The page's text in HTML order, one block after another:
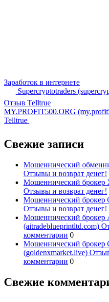
Заработок в интернете
Supercryptotraders
Отзыв Telltrue
MY.PROFIT500.ORG
Telltrue
Свежие записи
Мошеннический
Отзывы и возврат денег!
Мошеннический брокер
Отзывы и возврат денег!
Мошеннический брокер
Отзывы и возврат денег!
Мошеннический брокер
(aitradeblueprintltd.com)
комментарии 0
Мошеннический брокер
(goldenxmarket.live)
комментарии 0
Свежие